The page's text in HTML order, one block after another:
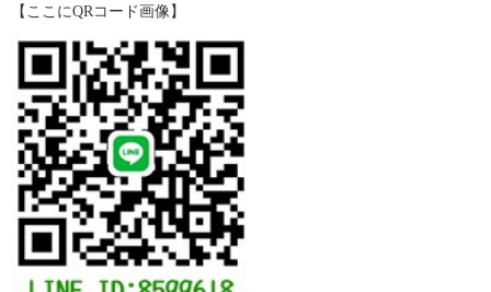
【ここにQRコード画像】